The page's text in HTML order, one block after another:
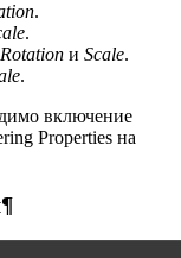
.
.
Rotation и Scale.
.
включение
Properties на